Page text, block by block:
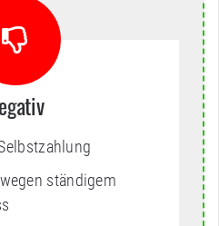
ständigem